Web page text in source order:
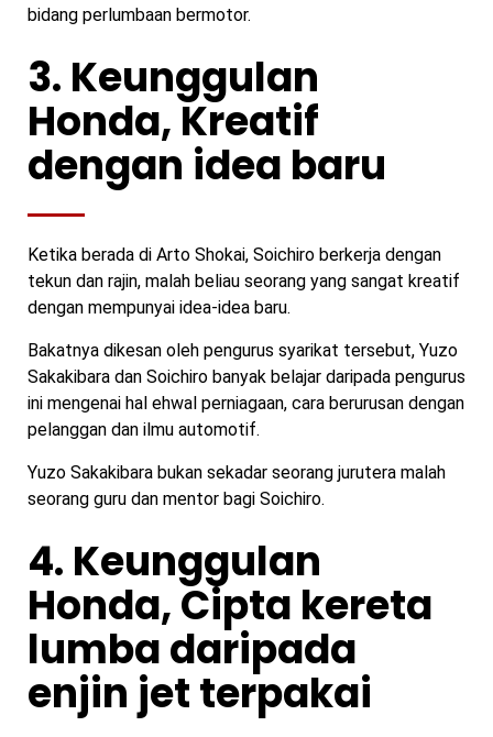
bidang perlumbaan bermotor.
3. Keunggulan
Honda, Kreatif
dengan idea baru
Ketika berada di Arto Shokai, Soichiro berkerja dengan
tekun dan rajin, malah beliau seorang yang sangat kreatif
dengan mempunyai idea-idea baru.
Bakatnya dikesan oleh pengurus syarikat tersebut, Yuzo
Sakakibara dan Soichiro banyak belajar daripada pengurus
ini mengenai hal ehwal perniagaan, cara berurusan dengan
pelanggan dan ilmu automotif.
Yuzo Sakakibara bukan sekadar seorang jurutera malah
seorang guru dan mentor bagi Soichiro.
4. Keunggulan
Honda, Cipta kereta
lumba daripada
enjin jet terpakai